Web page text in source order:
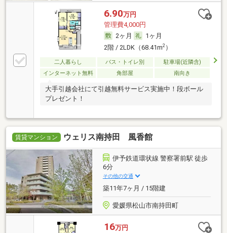
6.90万円
管理費4,000円
2ヶ月
1ヶ月
2階 / 2LDK（68.41m2）
二人暮らし バス・トイレ別
駐車場(近隣含)
インターネット無料
角部屋 南向き
大手引越会社にて引越無料サービス実施中！段ボール
プレゼント！
賃貸マンション ウェリス南持田 風香館
伊予鉄道環状線 警察署前駅 徒歩
6分
その他の交通
築11年7ヶ月 / 15階建
愛媛県松山市南持田町
16万円